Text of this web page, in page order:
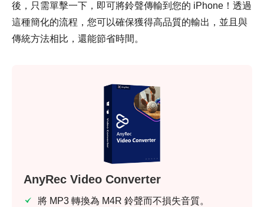
後，只需單擊一下，即可將鈴聲傳輸到您的 iPhone！透過
這種簡化的流程，您可以確保獲得高品質的輸出，並且與
傳統方法相比，還能節省時間。
AnyRec Video Converter
將 MP3 轉換為 M4R 鈴聲而不損失音質。